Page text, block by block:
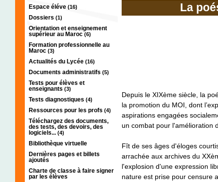
Espace éléve (16)
Dossiers (1)
Orientation et enseignement
supérieur au Maroc (6)
Formation professionnelle au
Maroc (3)
Actualités du Lycée (16)
Documents administratifs (5)
Tests pour élèves et
enseignants (3)
Tests diagnostiques (4)
Ressources pour les profs (4)
Téléchargez des documents,
des tests, des devoirs, des
logiciels... (4)
Bibliothèque virtuelle
Dernières pages et billets
ajoutés
Charte de classe à faire signer
par les élèves
La
Depuis le XIXème siècle, la
la promotion du MOI, dont
aspirations engagées
un combat pour l'amélioration
Fît de ses âges d'éloges
arrachée aux archives du
l'explosion d'une expression
nature est prise pour censure